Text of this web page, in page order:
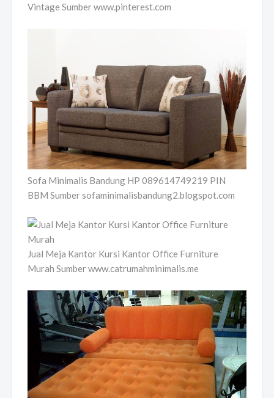
Vintage Sumber www.pinterest.com
Sofa Minimalis Bandung HP 089614749219 PIN
BBM Sumber sofaminimalisbandung2.blogspot.com
Jual Meja Kantor Kursi Kantor Office Furniture
Murah Sumber www.catrumahminimalis.me